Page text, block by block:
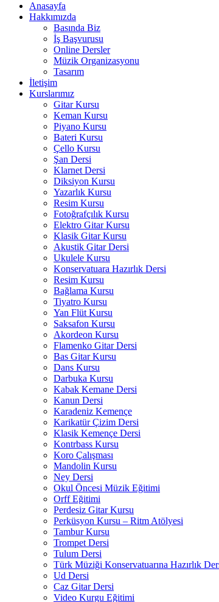
Anasayfa
Hakkımızda
Basında Biz
İş Başvurusu
Online Dersler
Müzik Organizasyonu
Tasarım
İletişim
Kurslarımız
Gitar Kursu
Keman Kursu
Piyano Kursu
Bateri Kursu
Çello Kursu
Şan Dersi
Klarnet Dersi
Diksiyon Kursu
Yazarlık Kursu
Resim Kursu
Fotoğrafçılık Kursu
Elektro Gitar Kursu
Klasik Gitar Kursu
Akustik Gitar Dersi
Ukulele Kursu
Konservatuara Hazırlık Dersi
Resim Kursu
Bağlama Kursu
Tiyatro Kursu
Yan Flüt Kursu
Saksafon Kursu
Akordeon Kursu
Flamenko Gitar Dersi
Bas Gitar Kursu
Dans Kursu
Darbuka Kursu
Kabak Kemane Dersi
Kanun Dersi
Karadeniz Kemençe
Karikatür Çizim Dersi
Klasik Kemençe Dersi
Kontrbass Kursu
Koro Çalışması
Mandolin Kursu
Ney Dersi
Okul Öncesi Müzik Eğitimi
Orff Eğitimi
Perdesiz Gitar Kursu
Perküsyon Kursu – Ritm Atölyesi
Tambur Kursu
Trompet Dersi
Tulum Dersi
Türk Müziği Konservatuarına Hazırlık
Ud Dersi
Caz Gitar Dersi
Video Kurgu Eğitimi